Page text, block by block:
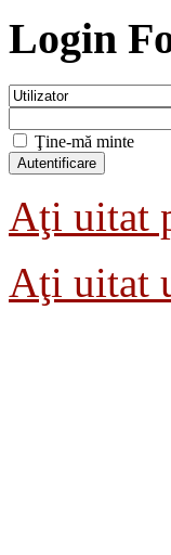
Login
Ţine-mă minte
Aţi uitat
Aţi uitat